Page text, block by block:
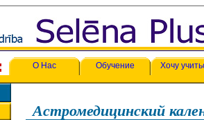
О Нас Обучение Хочу
Астромедицинский